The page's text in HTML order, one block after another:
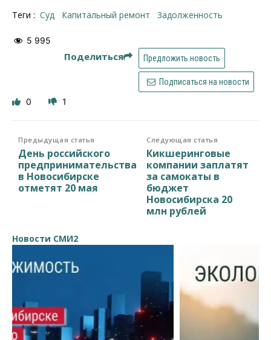
Теги : суд капитальный ремонт задолженность
5 995
Поделиться Предложить новость
Подписаться на новости
0 1
Предыдущая статья
День российского
предпринимательства
в Новосибирске
отметят 20 мая
Следующая статья
Кикшеринговые
компании заплатят
за самокаты в
бюджет
Новосибирска 20
млн рублей
Новости СМИ2